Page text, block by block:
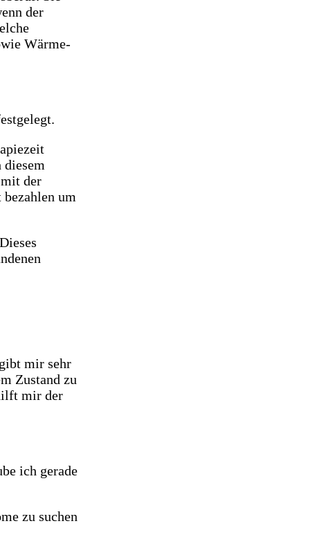
der
Wärme-
der
um
mir sehr
Zustand zu
mir der
ich gerade
zu suchen